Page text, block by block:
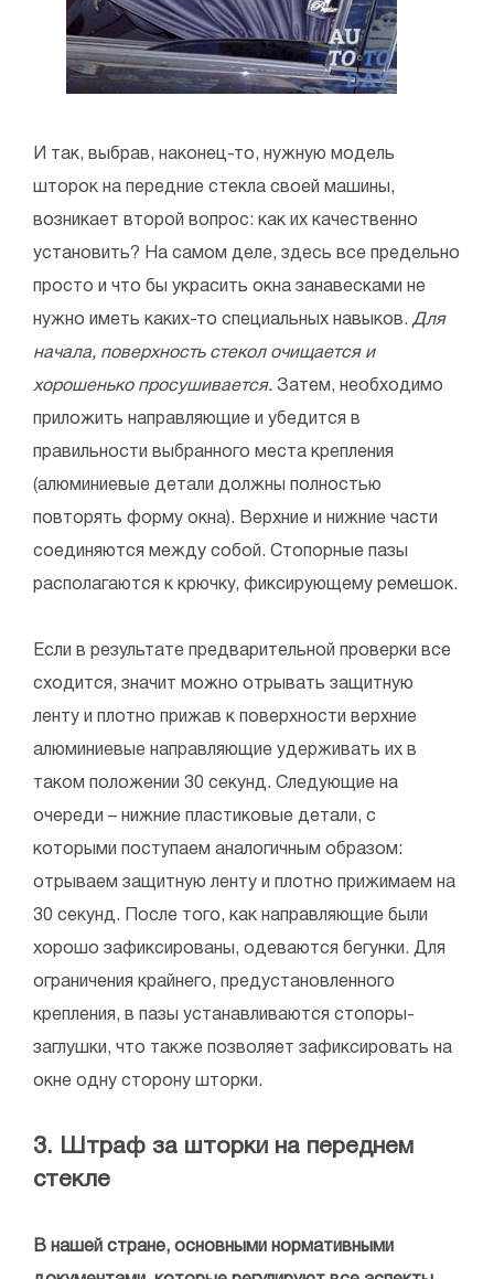
И так, выбрав, наконец-то, нужную модель
шторок на передние стекла своей машины,
возникает второй вопрос: как их качественно
установить? На самом деле, здесь все предельно
просто и что бы украсить окна занавесками не
нужно иметь каких-то специальных навыков. Для
начала, поверхность стекол очищается и
хорошенько просушивается. Затем, необходимо
приложить направляющие и убедится в
правильности выбранного места крепления
(алюминиевые детали должны полностью
повторять форму окна). Верхние и нижние части
соединяются между собой. Стопорные пазы
располагаются к крючку, фиксирующему ремешок.
Если в результате предварительной проверки все
сходится, значит можно отрывать защитную
ленту и плотно прижав к поверхности верхние
алюминиевые направляющие удерживать их в
таком положении 30 секунд. Следующие на
очереди – нижние пластиковые детали, с
которыми поступаем аналогичным образом:
отрываем защитную ленту и плотно прижимаем на
30 секунд. После того, как направляющие были
хорошо зафиксированы, одеваются бегунки. Для
ограничения крайнего, предустановленного
крепления, в пазы устанавливаются стопоры-
заглушки, что также позволяет зафиксировать на
окне одну сторону шторки.
3. Штраф за шторки на переднем
стекле
В нашей стране, основными нормативными